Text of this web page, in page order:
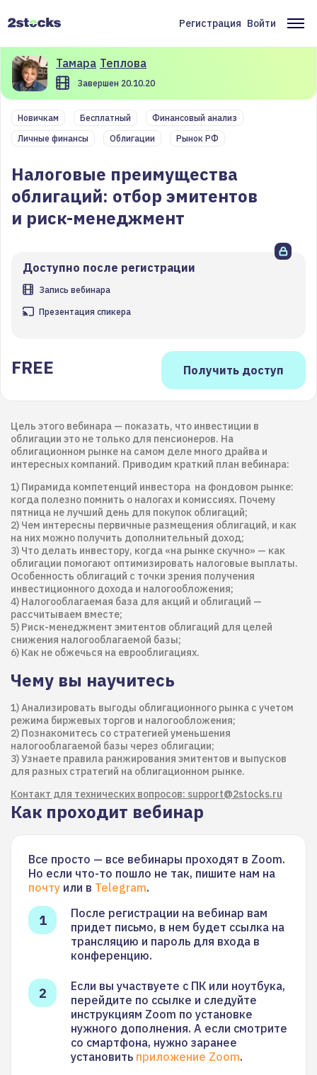
содержанию
Меню
пользователя
Регистрация Войти
Тамара Теплова
Завершен 20.10.20
Налоговые преимущества
облигаций: отбор эмитентов
и риск-менеджмент
Доступно после регистрации
Запись вебинара
Презентация спикера
Новичкам Бесплатный
Финансовый анализ
Личные финансы
Облигации Рынок РФ
FREE
Цель этого вебинара — показать, что инвестиции в
облигации это не только для пенсионеров. На
облигационном рынке на самом деле много драйва и
интересных компаний. Приводим краткий план вебинара:
1) Пирамида компетенций инвестора на фондовом рынке:
когда полезно помнить о налогах и комиссиях. Почему
пятница не лучший день для покупок облигаций;
2) Чем интересны первичные размещения облигаций, и как
на них можно получить дополнительный доход;
3) Что делать инвестору, когда «на рынке скучно» — как
облигации помогают оптимизировать налоговые выплаты.
Особенность облигаций с точки зрения получения
инвестиционного дохода и налогообложения;
4) Налогооблагаемая база для акций и облигаций —
рассчитываем вместе;
5) Риск-менеджмент эмитентов облигаций для целей
снижения налогооблагаемой базы;
6) Как не обжечься на еврооблигациях.
Чему вы научитесь
1) Анализировать выгоды облигационного рынка с учетом
режима биржевых торгов и налогообложения;
2) Познакомитесь со стратегией уменьшения
налогооблагаемой базы через облигации;
3) Узнаете правила ранжирования эмитентов и выпусков
для разных стратегий на облигационном рынке.
Контакт для технических вопросов: support@2stocks.ru
Как проходит вебинар
Все просто — все вебинары проходят в Zoom.
Но если что-то пошло не так, пишите нам на
почту или в Telegram.
После регистрации на вебинар вам
придет письмо, в нем будет ссылка на
трансляцию и пароль для входа в
конференцию.
Если вы участвуете с ПК или ноутбука,
перейдите по ссылке и следуйте
инструкциям Zoom по установке
нужного дополнения. А если смотрите
со смартфона, нужно заранее
установить приложение Zoom.